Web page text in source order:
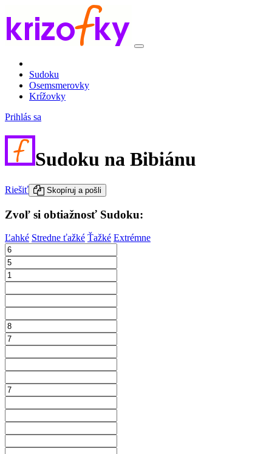
Sudoku
Osemsmerovky
Krížovky
Prihlás sa
Sudoku na Bibiánu
Riešiť Skopíruj a pošli
Zvoľ si obtiažnosť Sudoku:
Ľahké Stredne ťažké Ťažké Extrémne